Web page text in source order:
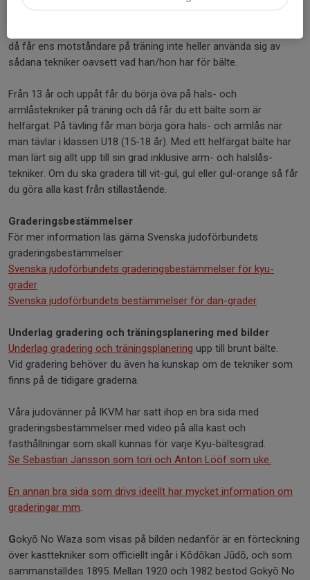
då får ens motståndare på träning inte heller använda sig av
sådana tekniker oavsett vad han/hon har för bälte.
Från 13 år och uppåt får du börja öva på hals- och
armlåstekniker på träning och då får du ett bälte som är
helfärgat. På tävling får man börja göra hals- och armlås när
man tävlar i klassen U18 (15-18 år). Med ett helfärgat bälte har
man lärt sig allt upp till sin grad inklusive arm- och halslås-
tekniker. Om du ska gradera till vit-gul, gul eller gul-orange så får
du göra alla kast från stillastående.
Graderingsbestämmelser
För mer information läs gärna Svenska judoförbundets
graderingsbestämmelser:
Svenska judoförbundets graderingsbestämmelser för kyu-
grader
Svenska judoförbundets bestämmelser för dan-grader
Underlag gradering och träningsplanering med bilder
Underlag gradering och träningsplanering upp till brunt bälte.
Vid gradering behöver du även ha kunskap om de tekniker som
finns på de tidigare graderna.
Våra judovänner på IKVM har satt ihop en bra sida med
graderingsbestämmelser med video på alla kast och
fasthållningar som skall kunnas för varje Kyu-bältesgrad.
Se Sebastian Jansson som tori och Anton Lööf som uke.
En annan bra sida som drivs ideellt har mycket information om
graderingar mm.
Gokyō No Waza som visas på bilden nedanför är en förteckning
över kasttekniker som officiellt ingår i Kōdōkan Jūdō, och som
sammanställdes 1895. Mellan 1920 och 1982 bestod Gokyō No